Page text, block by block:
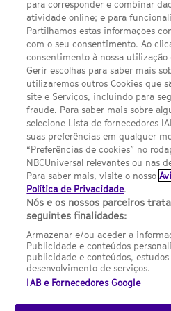
Política de privacidade
Sobre nós
Termos E Condições
Preferências de cookies
FILMES
UMA DIVISÃO DA
Contact us by email:
NBC Universal Global Networks
by Universal Studios International
NBC Universal Global Networks,
95. Planta 10 Edificio Torre Europa
SYFY Portugal is subject to
(CNMC).
para corresponder e combinar
atividade online; e para
Partilhamos estas informações
com o seu consentimento. Ao
consentimento à nossa utilização
Gerir escolhas para saber mais
utilizaremos outros Cookies que
site e Serviços, incluindo para
fraude. Para saber mais sobre
selecione Lista de fornecedores
suas preferências em qualquer
“Preferências de cookies” no
NBCUniversal relevantes ou nas
Para saber mais, visite o nosso
Política de Privacidade.
Nós e os nossos parceiros
seguintes finalidades:
Armazenar e/ou aceder a
Publicidade e conteúdos
publicidade e conteúdos,
desenvolvimento de serviços.
IAB e Fornecedores Google